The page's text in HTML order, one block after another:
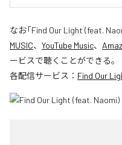
なお「Find Our Light (feat.
MUSIC、 YouTube Music、
ービスで聴くことができる。
各配信サービス： Find Our